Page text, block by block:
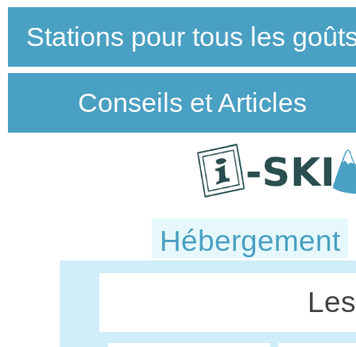
Hébergement
Stations pour tous les
Conseils et Articles